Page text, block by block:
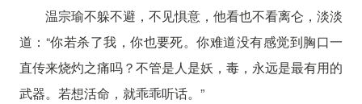
温宗瑜不躲不避，不见惧意，他看也不看离仑，淡淡
道：“你若杀了我，你也要死。你难道没有感觉到胸口一
直传来烧灼之痛吗？不管是人是妖，毒，永远是最有用的
武器。若想活命，就乖乖听话。”